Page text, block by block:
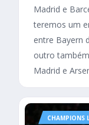
Madrid e
teremos um
entre Bayern
outro
Madrid e
CHAMPIONS